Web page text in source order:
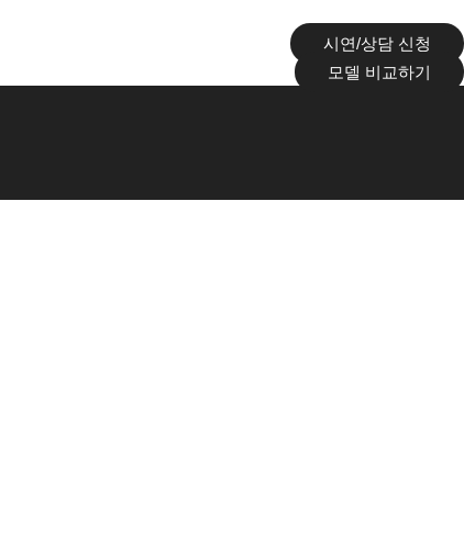
시연/상담 신청
모델 비교하기